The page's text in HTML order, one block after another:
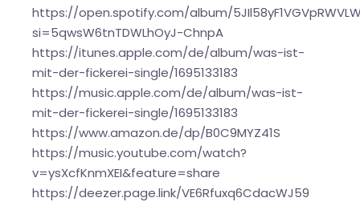
https://open.spotify.com/album/
si=5qwsW6tnTDWLhOyJ-ChnpA
https://itunes.apple.com/de/album/was-ist-
mit-der-fickerei-single/1695133183
https://music.apple.com/de/album/was-ist-
mit-der-fickerei-single/1695133183
https://www.amazon.de/dp/B0C9MYZ41S
https://music.youtube.com/watch?
v=ysXcfKnmXEI&feature=share
https://deezer.page.link/VE6Rfuxq6CdacWJ59